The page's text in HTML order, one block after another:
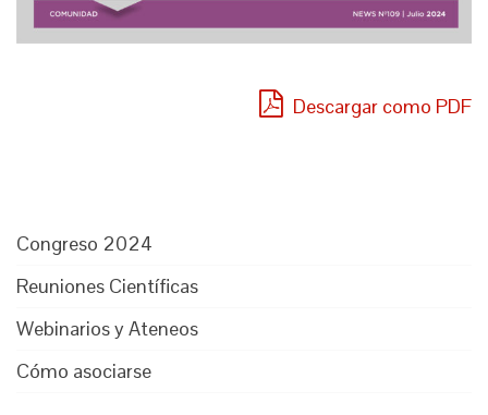
Descargar como PDF
Congreso 2024
Reuniones Científicas
Webinarios y Ateneos
Cómo asociarse